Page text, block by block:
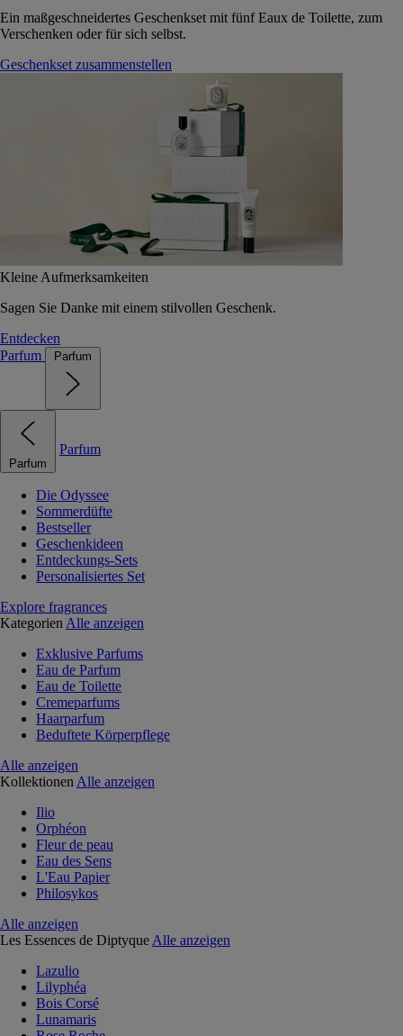
Ein maßgeschneidertes Geschenkset mit fünf Eaux de Toilette, zum
Verschenken oder für sich selbst.
Geschenkset zusammenstellen
Kleine Aufmerksamkeiten
Sagen Sie Danke mit einem stilvollen Geschenk.
Entdecken
Parfum
Parfum
Parfum
Parfum
Die Odyssee
Sommerdüfte
Bestseller
Geschenkideen
Entdeckungs-Sets
Personalisiertes Set
Explore fragrances
Kategorien Alle anzeigen
Exklusive Parfums
Eau de Parfum
Eau de Toilette
Cremeparfums
Haarparfum
Beduftete Körperpflege
Alle anzeigen
Kollektionen Alle anzeigen
Ilio
Orphéon
Fleur de peau
Eau des Sens
L'Eau Papier
Philosykos
Alle anzeigen
Les Essences de Diptyque Alle anzeigen
Lazulio
Lilyphéa
Bois Corsé
Lunamaris